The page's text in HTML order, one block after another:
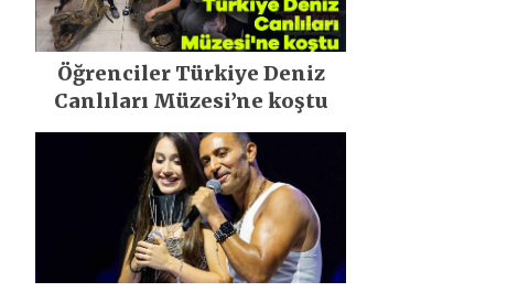
Öğrenciler Türkiye Deniz
Canlıları Müzesi’ne koştu